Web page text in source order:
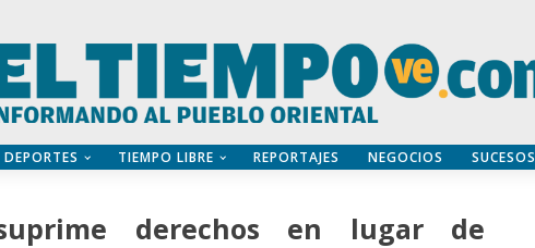
DEPORTES TIEMPO LIBRE REPORTAJES NEGOCIOS SUCESOS
derechos en lugar de